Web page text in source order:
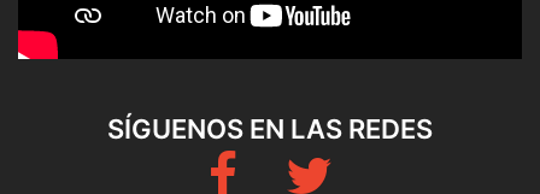
SÍGUENOS EN LAS REDES
Fb Twitter